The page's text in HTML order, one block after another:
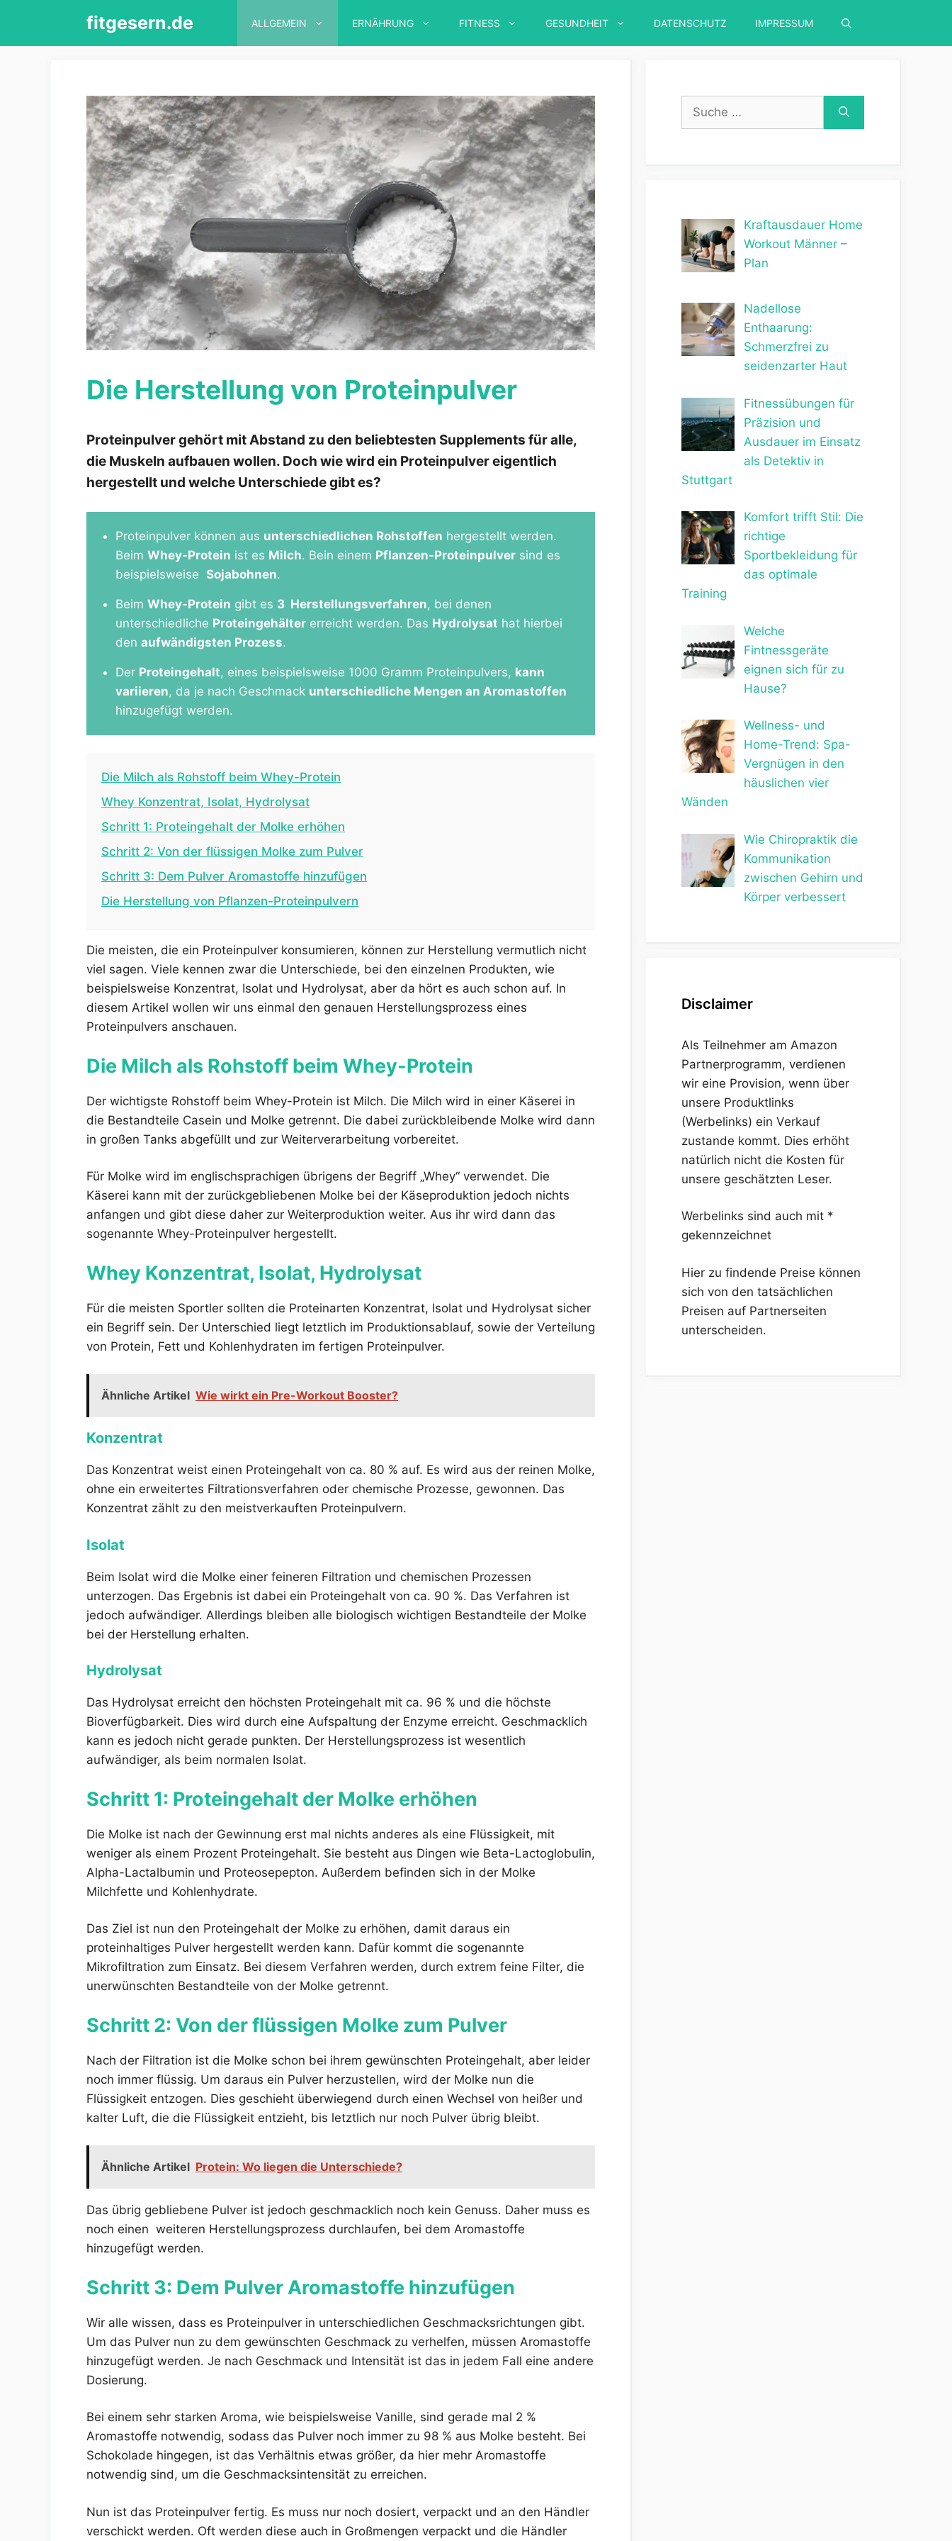
springen
fitgesern.de ALLGEMEIN ERNÄHRUNG FITNESS GESUNDHEIT DATENSCHUTZ IMPRESSUM
Die Herstellung von Proteinpulver
Proteinpulver gehört mit Abstand zu den beliebtesten Supplements für alle,
die Muskeln aufbauen wollen. Doch wie wird ein Proteinpulver eigentlich
hergestellt und welche Unterschiede gibt es?
Proteinpulver können aus unterschiedlichen Rohstoffen hergestellt werden.
Beim Whey-Protein ist es Milch. Bein einem Pflanzen-Proteinpulver sind es
beispielsweise Sojabohnen.
Beim Whey-Protein gibt es 3 Herstellungsverfahren, bei denen
unterschiedliche Proteingehälter erreicht werden. Das Hydrolysat hat hierbei
den aufwändigsten Prozess.
Der Proteingehalt, eines beispielsweise 1000 Gramm Proteinpulvers, kann
variieren, da je nach Geschmack unterschiedliche Mengen an Aromastoffen
hinzugefügt werden.
Die Milch als Rohstoff beim Whey-Protein
Whey Konzentrat, Isolat, Hydrolysat
Schritt 1: Proteingehalt der Molke erhöhen
Schritt 2: Von der flüssigen Molke zum Pulver
Schritt 3: Dem Pulver Aromastoffe hinzufügen
Die Herstellung von Pflanzen-Proteinpulvern
Die meisten, die ein Proteinpulver konsumieren, können zur Herstellung vermutlich nicht
viel sagen. Viele kennen zwar die Unterschiede, bei den einzelnen Produkten, wie
beispielsweise Konzentrat, Isolat und Hydrolysat, aber da hört es auch schon auf. In
diesem Artikel wollen wir uns einmal den genauen Herstellungsprozess eines
Proteinpulvers anschauen.
Die Milch als Rohstoff beim Whey-Protein
Der wichtigste Rohstoff beim Whey-Protein ist Milch. Die Milch wird in einer Käserei in
die Bestandteile Casein und Molke getrennt. Die dabei zurückbleibende Molke wird dann
in großen Tanks abgefüllt und zur Weiterverarbeitung vorbereitet.
Für Molke wird im englischsprachigen übrigens der Begriff „Whey“ verwendet. Die
Käserei kann mit der zurückgebliebenen Molke bei der Käseproduktion jedoch nichts
anfangen und gibt diese daher zur Weiterproduktion weiter. Aus ihr wird dann das
sogenannte Whey-Proteinpulver hergestellt.
Whey Konzentrat, Isolat, Hydrolysat
Für die meisten Sportler sollten die Proteinarten Konzentrat, Isolat und Hydrolysat sicher
ein Begriff sein. Der Unterschied liegt letztlich im Produktionsablauf, sowie der Verteilung
von Protein, Fett und Kohlenhydraten im fertigen Proteinpulver.
Ähnliche Artikel Wie wirkt ein Pre-Workout Booster?
Konzentrat
Das Konzentrat weist einen Proteingehalt von ca. 80 % auf. Es wird aus der reinen Molke,
ohne ein erweitertes Filtrationsverfahren oder chemische Prozesse, gewonnen. Das
Konzentrat zählt zu den meistverkauften Proteinpulvern.
Isolat
Beim Isolat wird die Molke einer feineren Filtration und chemischen Prozessen
unterzogen. Das Ergebnis ist dabei ein Proteingehalt von ca. 90 %. Das Verfahren ist
jedoch aufwändiger. Allerdings bleiben alle biologisch wichtigen Bestandteile der Molke
bei der Herstellung erhalten.
Hydrolysat
Das Hydrolysat erreicht den höchsten Proteingehalt mit ca. 96 % und die höchste
Bioverfügbarkeit. Dies wird durch eine Aufspaltung der Enzyme erreicht. Geschmacklich
kann es jedoch nicht gerade punkten. Der Herstellungsprozess ist wesentlich
aufwändiger, als beim normalen Isolat.
Schritt 1: Proteingehalt der Molke erhöhen
Die Molke ist nach der Gewinnung erst mal nichts anderes als eine Flüssigkeit, mit
weniger als einem Prozent Proteingehalt. Sie besteht aus Dingen wie Beta-Lactoglobulin,
Alpha-Lactalbumin und Proteosepepton. Außerdem befinden sich in der Molke
Milchfette und Kohlenhydrate.
Das Ziel ist nun den Proteingehalt der Molke zu erhöhen, damit daraus ein
proteinhaltiges Pulver hergestellt werden kann. Dafür kommt die sogenannte
Mikrofiltration zum Einsatz. Bei diesem Verfahren werden, durch extrem feine Filter, die
unerwünschten Bestandteile von der Molke getrennt.
Schritt 2: Von der flüssigen Molke zum Pulver
Nach der Filtration ist die Molke schon bei ihrem gewünschten Proteingehalt, aber leider
noch immer flüssig. Um daraus ein Pulver herzustellen, wird der Molke nun die
Flüssigkeit entzogen. Dies geschieht überwiegend durch einen Wechsel von heißer und
kalter Luft, die die Flüssigkeit entzieht, bis letztlich nur noch Pulver übrig bleibt.
Ähnliche Artikel Protein: Wo liegen die Unterschiede?
Das übrig gebliebene Pulver ist jedoch geschmacklich noch kein Genuss. Daher muss es
noch einen weiteren Herstellungsprozess durchlaufen, bei dem Aromastoffe
hinzugefügt werden.
Schritt 3: Dem Pulver Aromastoffe hinzufügen
Wir alle wissen, dass es Proteinpulver in unterschiedlichen Geschmacksrichtungen gibt.
Um das Pulver nun zu dem gewünschten Geschmack zu verhelfen, müssen Aromastoffe
hinzugefügt werden. Je nach Geschmack und Intensität ist das in jedem Fall eine andere
Dosierung.
Bei einem sehr starken Aroma, wie beispielsweise Vanille, sind gerade mal 2 %
Aromastoffe notwendig, sodass das Pulver noch immer zu 98 % aus Molke besteht. Bei
Schokolade hingegen, ist das Verhältnis etwas größer, da hier mehr Aromastoffe
notwendig sind, um die Geschmacksintensität zu erreichen.
Nun ist das Proteinpulver fertig. Es muss nur noch dosiert, verpackt und an den Händler
verschickt werden. Oft werden diese auch in Großmengen verpackt und die Händler
Suche
Kraftausdauer Home
Workout Männer –
Plan
Nadellose
Enthaarung:
Schmerzfrei zu
seidenzarter Haut
Fitnessübungen für
Präzision und
Ausdauer im Einsatz
als Detektiv in
Stuttgart
Komfort trifft Stil: Die
richtige
Sportbekleidung für
das optimale
Training
Welche
Fintnessgeräte
eignen sich für zu
Hause?
Wellness- und
Home-Trend: Spa-
Vergnügen in den
häuslichen vier
Wänden
Wie Chiropraktik die
Kommunikation
zwischen Gehirn und
Körper verbessert
Disclaimer
Als Teilnehmer am Amazon
Partnerprogramm, verdienen
wir eine Provision, wenn über
unsere Produktlinks
(Werbelinks) ein Verkauf
zustande kommt. Dies erhöht
natürlich nicht die Kosten für
unsere geschätzten Leser.
Werbelinks sind auch mit *
gekennzeichnet
Hier zu findende Preise können
sich von den tatsächlichen
Preisen auf Partnerseiten
unterscheiden.